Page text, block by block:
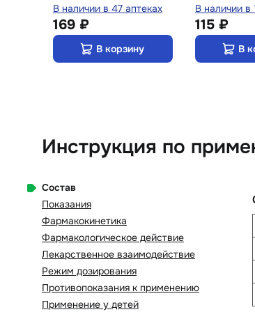
В наличии в 47 аптеках
169 ₽
В корзину
В наличии в
115 ₽
В
Инструкция по
Состав
Показания
Фармакокинетика
Фармакологическое действие
Лекарственное взаимодействие
Режим дозирования
Противопоказания к применению
Применение у детей